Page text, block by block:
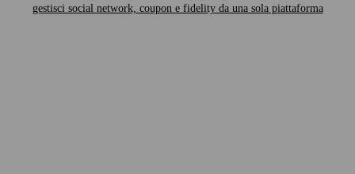
gestisci social network, coupon e fidelity da una sola piattaforma